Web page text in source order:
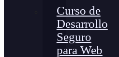
Curso de
Desarrollo
Seguro
para Web